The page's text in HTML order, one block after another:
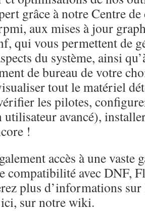
grâce à notre Centre
aux mises à jour
qui vous permettent de
du système, ainsi
de bureau de votre
tout le matériel
les pilotes,
utilisateur avancé),
!
accès à une vaste
compatibilité avec DNF,
plus d’informations
sur notre wiki.